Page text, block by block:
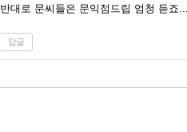
반대로 문씨들은 문익점드립 엄청 듣죠....
답글